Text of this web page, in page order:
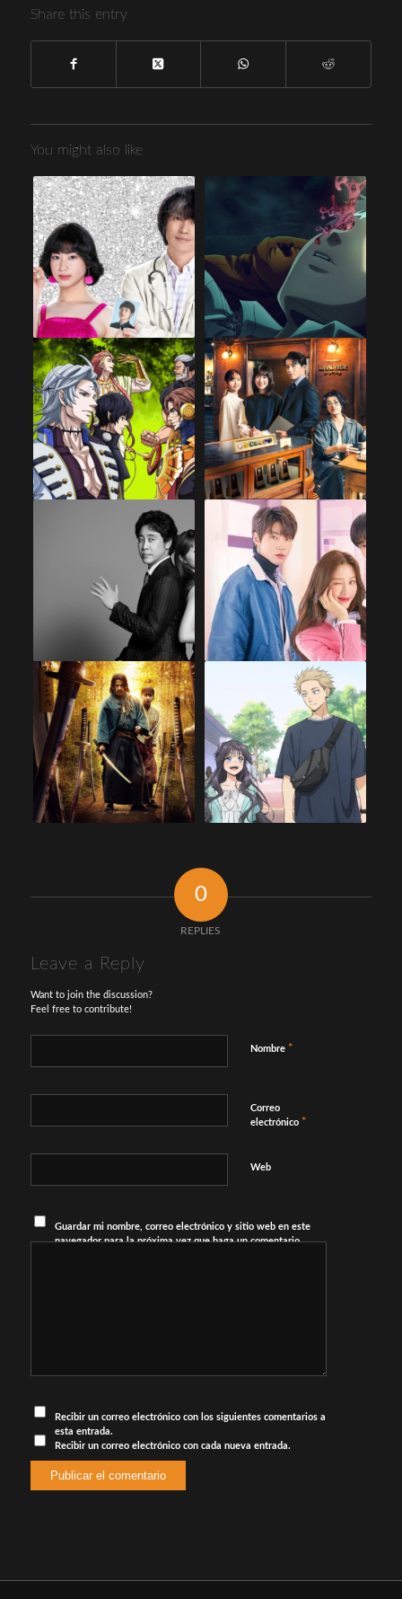
Share this entry
You might also like
0
REPLIES
Leave a Reply
Want to join the discussion?
Feel free to contribute!
Nombre *
Correo
electrónico *
Web
Guardar mi nombre, correo electrónico y sitio web en este
navegador para la próxima vez que haga un comentario.
Recibir un correo electrónico con los siguientes comentarios a
esta entrada.
Recibir un correo electrónico con cada nueva entrada.